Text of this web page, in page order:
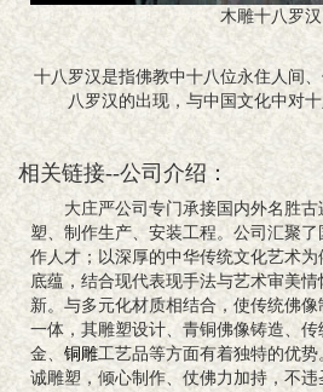
木雕十八罗汉
十八罗汉是指佛教中十八位永住人间
八罗汉的出现，与中国文化中对十
相关链接--公司介绍：
大庄严公司专门承接国内外名胜
塑、制作生产、安装工程。公司汇聚了
作人才；以深厚的中华传统文化艺术
底蕴，结合现代表现手法与艺术审美
新。与多元化材质相结合，使传统佛
一体，其雕塑设计、青铜佛像铸造、传
金、 铜雕工艺品等方面有着独特的优
诚雕塑，倾心制作、仗佛力加持，不